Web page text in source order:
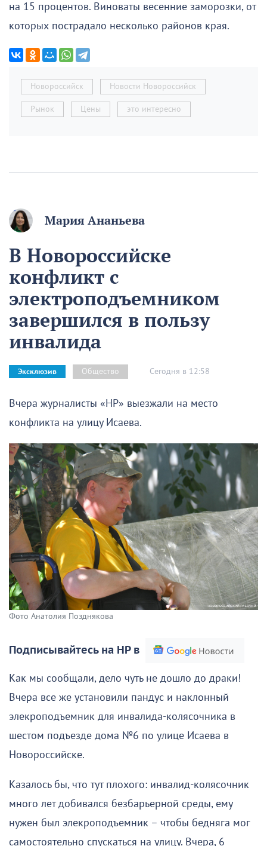
на 15 процентов. Виноваты весенние заморозки, от
которых пострадало несколько районов края.
Новороссийск Новости Новороссийск
Рынок Цены это интересно
Мария Ананьева
В Новороссийске
конфликт с
электроподъемником
завершился в пользу
инвалида
Эксклюзив Общество Сегодня в 12:58
Вчера журналисты «НР» выезжали на место
конфликта на улицу Исаева.
Фото Анатолия Позднякова
Подписывайтесь на НР в
Как мы сообщали, дело чуть не дошло до драки!
Вчера все же установили пандус и наклонный
элекроподъемник для инвалида-колясочника в
шестом подъезде дома №6 по улице Исаева в
Новороссийске.
Казалось бы, что тут плохого: инвалид-колясочник
много лет добивался безбарьерной среды, ему
нужен был элекроподъемник – чтобы бедняга мог
самостоятельно спускаться на улицу. Вчера, 6